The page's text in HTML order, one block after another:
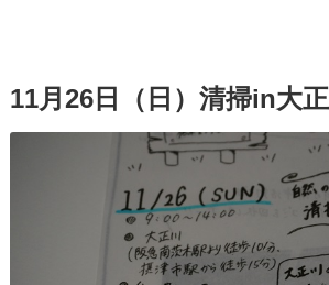
11月26日（日）清掃in大正